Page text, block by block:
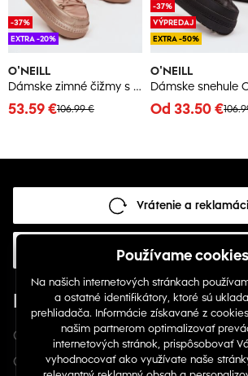
O'NEILL
Dámske zimné čižmy s viazaním O'NEILL LISA WOMEN HIGH
106.99 €
53.59 €
-37%
EXTRA -20%
O'NEILL
Od 33.50 €
-37%
VÝPREDAJ
EXTRA -50%
Vrátenie a
Najčastejšie otázky
Firma
O nás
Obchodné podmienky